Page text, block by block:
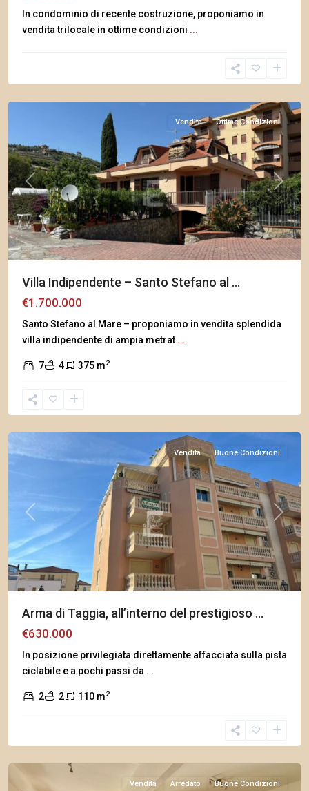
In condominio di recente costruzione, proponiamo in
vendita trilocale in ottime condizioni ...
Mare
Previous Next
Vendita Ottime Condizioni
Villa Indipendente – Santo Stefano al ...
€1.700.000
Santo Stefano al Mare – proponiamo in vendita splendida
villa indipendente di ampia metrat ...
7 4 375 m2
di
Taggia
Previous Next
Vendita Buone Condizioni
Arma di Taggia, all’interno del prestigioso ...
€630.000
In posizione privilegiata direttamente affacciata sulla pista
ciclabile e a pochi passi da ...
2 2 110 m2
Taggia
Vendita Arredato Buone Condizioni